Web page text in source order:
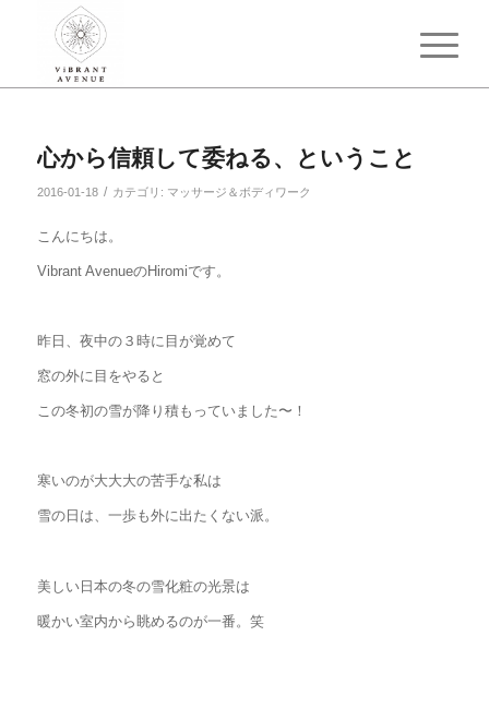
心から信頼して委ねる、ということ
2016-01-18 / カテゴリ: マッサージ＆ボディワーク
こんにちは。
Vibrant AvenueのHiromiです。
昨日、夜中の３時に目が覚めて
窓の外に目をやると
この冬初の雪が降り積もっていました〜！
寒いのが大大大の苦手な私は
雪の日は、一歩も外に出たくない派。
美しい日本の冬の雪化粧の光景は
暖かい室内から眺めるのが一番。笑